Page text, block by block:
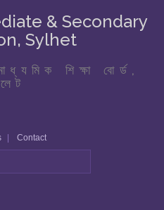
& Secondary
Sylhet
শিক্ষা বোর্ড,
Contact